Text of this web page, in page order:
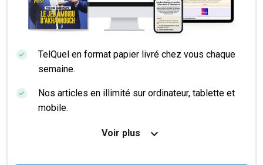
TelQuel en format papier livré chez vous chaque
semaine.
Nos articles en illimité sur ordinateur, tablette et
mobile.
Le magazine TelQuel en numérique avant la sortie
Voir plus